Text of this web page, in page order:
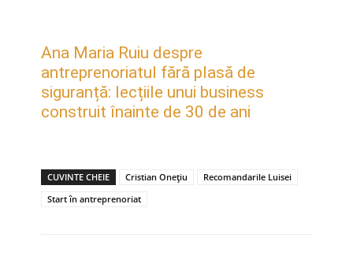
Ana Maria Ruiu despre
antreprenoriatul fără plasă de
siguranță: lecțiile unui business
construit înainte de 30 de ani
CUVINTE CHEIE Cristian Onețiu
Recomandarile Luisei
Start în antreprenoriat